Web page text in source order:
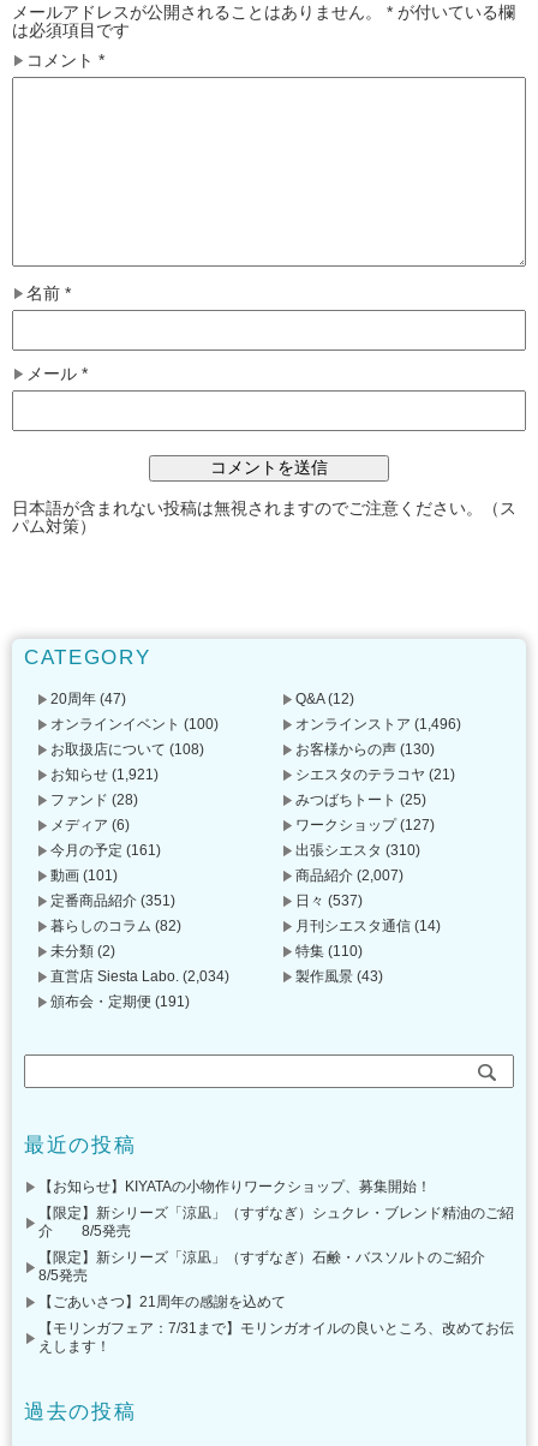
メールアドレスが公開されることはありません。
* が付いている欄
は必須項目です
コメント *
名前 *
メール *
日本語が含まれない投稿は無視されますのでご注意ください。（ス
パム対策）
CATEGORY
20周年 (47) Q&A(12)
オンラインイベント (100) オンラインストア (1,496)
お取扱店について (108) お客様からの声 (130)
お知らせ (1,921) シエスタのテラコヤ (21)
ファンド (28) みつばちトート (25)
メディア (6) ワークショップ(127)
今月の予定 (161) 出張シエスタ (310)
動画 (101) 商品紹介 (2,007)
定番商品紹介 (351) 日々 (537)
暮らしのコラム (82) 月刊シエスタ通信 (14)
未分類 (2) 特集 (110)
直営店 Siesta Labo. (2,034) 製作風景 (43)
頒布会・定期便 (191)
最近の投稿
【お知らせ】KIYATAの小物作りワークショップ、募集開始！
【限定】新シリーズ「涼凪」（すずなぎ）シュクレ・ブレンド精油のご紹
介 8/5発売
【限定】新シリーズ「涼凪」（すずなぎ）石鹸・バスソルトのご紹介
8/5発売
【ごあいさつ】21周年の感謝を込めて
【モリンガフェア：7/31まで】モリンガオイルの良いところ、改めてお伝
えします！
過去の投稿